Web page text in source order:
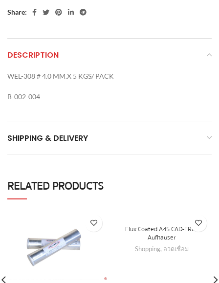
Share:
DESCRIPTION
WEL-308 # 4.0 MM.X 5 KGS/ PACK
B-002-004
SHIPPING & DELIVERY
RELATED PRODUCTS
Flux Coated A45 CAD-FREE
Aufhauser
Shopping, ลวดเชื่อม